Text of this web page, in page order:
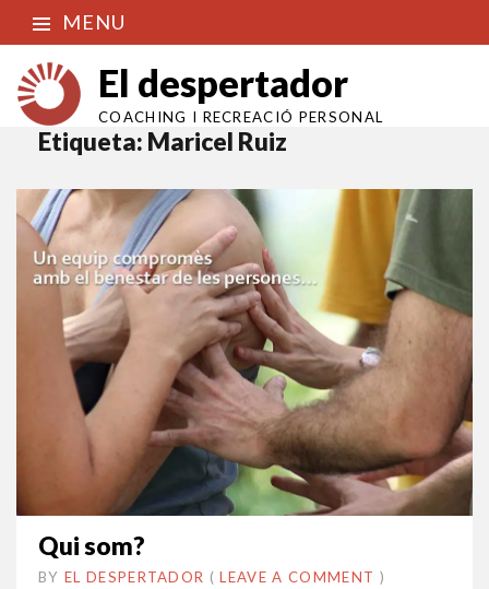
MENU
El despertador
COACHING I RECREACIÓ PERSONAL
Etiqueta: Maricel Ruiz
Qui som?
BY EL DESPERTADOR ON
13
•(LEAVE A COMMENT )